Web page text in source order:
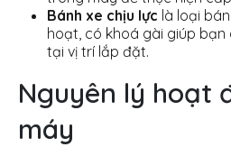
Bánh xe chịu lực là loại
hoạt, có khoá gài giúp
tại vị trí lắp đặt.
Nguyên lý hoạt
máy